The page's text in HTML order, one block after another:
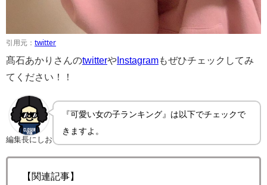
引用元： twitter
髙石あかりさんのtwitterや Instagramもぜひチェックしてみ
てください！！
編集長にしお
『可愛い女の子ランキング』は以下でチェックで
きますよ。
【関連記事】